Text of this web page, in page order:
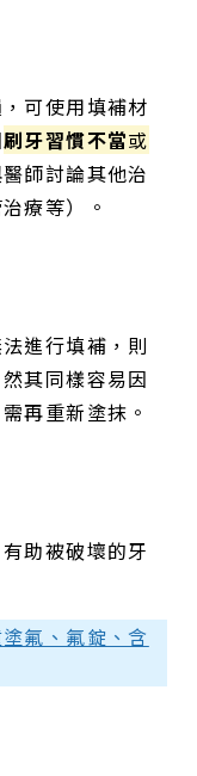
可使用填補材
刷牙習慣不當或
師討論其他治
療等）。
進行填補，則
然其同樣容易因
再重新塗抹。
有助被破壞的牙
氟、氟錠、含